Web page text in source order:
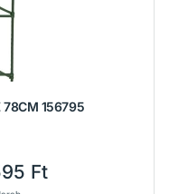
78CM 156795
Ft